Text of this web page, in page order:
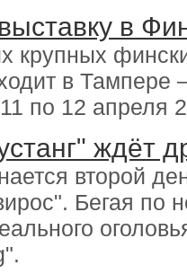
в
крупных
в Тампере
по 12 апреля
ждёт
второй
Бегая по